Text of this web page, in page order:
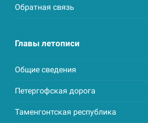
Обратная связь
Главы летописи
Общие сведения
Петергофская дорога
Таменгонтская республика